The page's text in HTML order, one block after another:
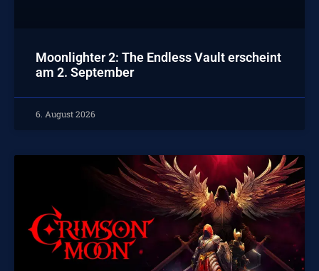
Moonlighter 2: The Endless Vault erscheint
am 2. September
6. August 2026